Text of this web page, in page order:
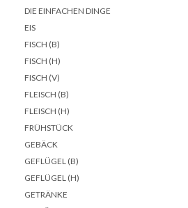
DIE EINFACHEN DINGE
EIS
FISCH (B)
FISCH (H)
FISCH (V)
FLEISCH (B)
FLEISCH (H)
FRÜHSTÜCK
GEBÄCK
GEFLÜGEL (B)
GEFLÜGEL (H)
GETRÄNKE